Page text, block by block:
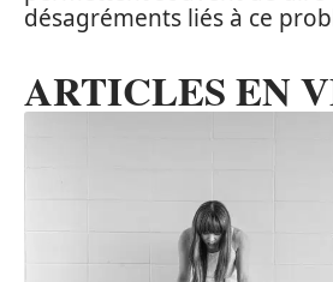
désagréments liés à ce
ARTICLES EN